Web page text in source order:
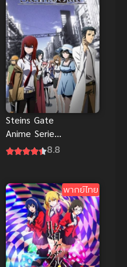
Steins Gate
Anime Series
ฝ่าวิกฤตพิชิต
ไทย
8.8
พากย์ไทย